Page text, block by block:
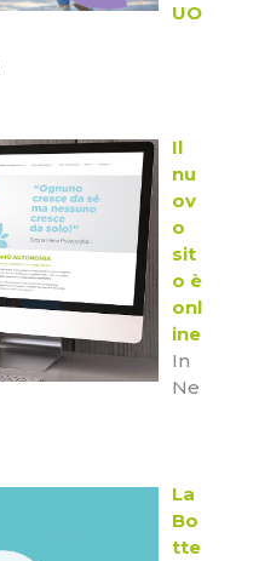
UO
Il
nu
ov
o
sit
o è
onl
ine
In
Ne
La
Bo
tte